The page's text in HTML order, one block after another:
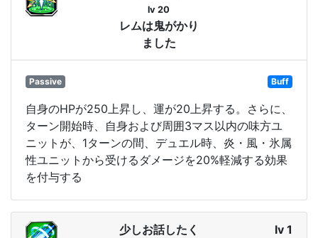
lv 20
レムは鬼がかり
ました
Passive Buff
自身のHPが250上昇し、運が20上昇する。さらに、
ターン開始時、自身および周囲3マス以内の味方ユ
ニットが、1ターンの間、デュエル時、炎・風・氷属
性ユニットから受けるダメージを20%軽減する効果
を付与する
少しお話したく
lv 1